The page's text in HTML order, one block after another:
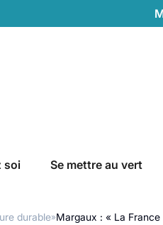
soi Se mettre au vert
durable»Margaux : « La France